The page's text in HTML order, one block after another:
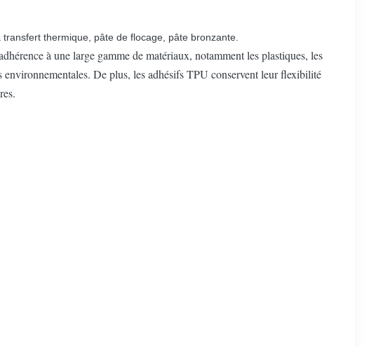
thermique, pâte de flocage, pâte bronzante.
à une large gamme de matériaux, notamment les plastiques, les
De plus, les adhésifs TPU conservent leur flexibilité